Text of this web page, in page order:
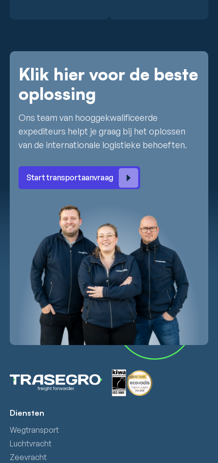
Klik hier voor de beste
oplossing
Ons team van hooggekwalificeerde
expediteurs helpt je graag bij het oplossen
van de internationale logistieke behoeften.
Start transportaanvraag
Diensten
Wegtransport
Luchtvracht
Zeevracht